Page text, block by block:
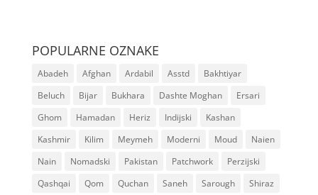
POPULARNE OZNAKE
Abadeh Afghan Ardabil Asstd
Bakhtiyar
Beluch
Bijar Bukhara Dashte Moghan
Ersari
Ghom
Hamadan Heriz Indijski
Kashan
Kashmir
Kilim Meymeh Moderni Moud
Naien
Nain
Nomadski Pakistan Patchwork
Perzijski
Qashqai
Qom Quchan Saneh Sarough
Shiraz